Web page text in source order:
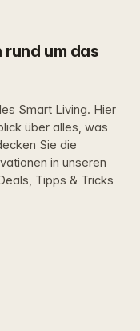
um das
Smart Living. Hier
über alles, was
Sie die
in unseren
Tipps & Tricks